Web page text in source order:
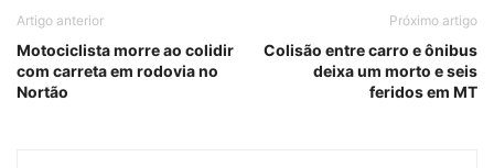
Artigo anterior
Motociclista morre ao colidir
com carreta em rodovia no
Nortão
Próximo artigo
Colisão entre carro e ônibus
deixa um morto e seis
feridos em MT